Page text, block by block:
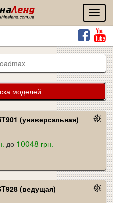
моделей
(универсальная)
до 10048 грн.
(ведущая)